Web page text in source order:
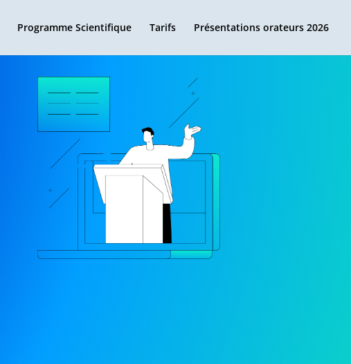
Programme Scientifique Tarifs Présentations orateurs 2026